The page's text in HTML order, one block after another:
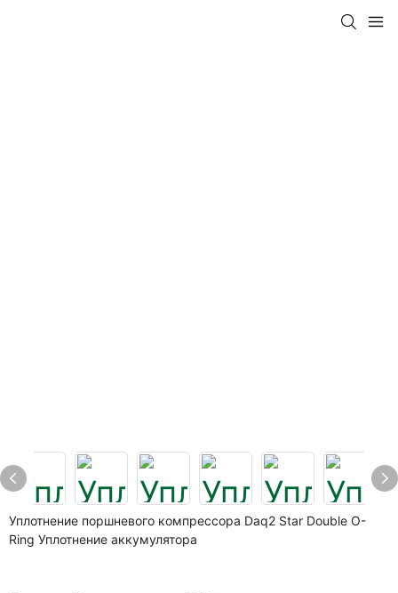
Уплотнение поршневого компрессора Daq2 Star Double O-
Ring Уплотнение аккумулятора